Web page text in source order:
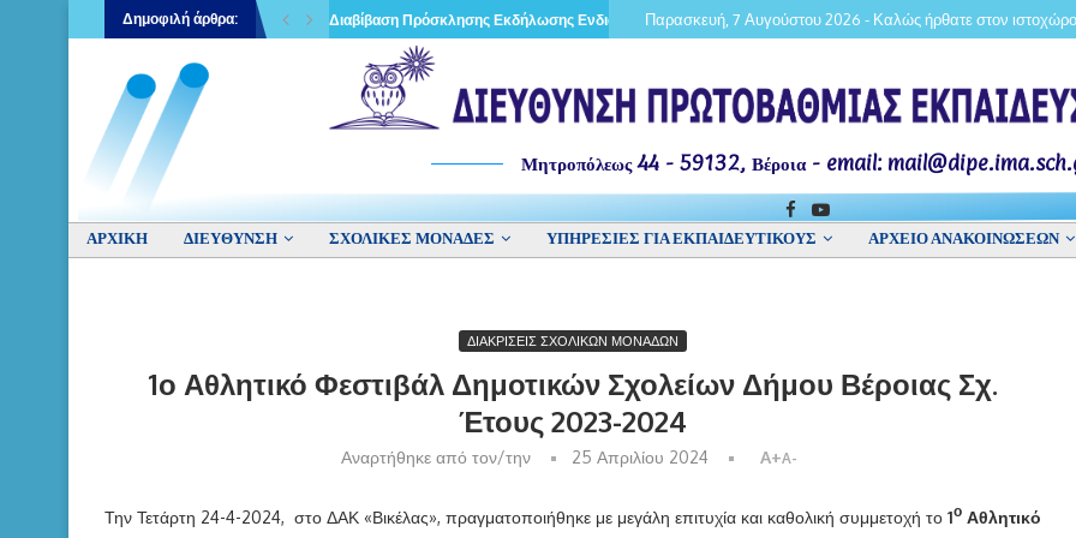
Δημοφιλή άρθρα:
υπεράριθμων εκπαιδευτικών Διαβίβαση Πρόσκλησης Εκδήλωσης Ενδιαφέροντος για πλήρωση με επιλογή των θέσεων Υποδιευθυντών/
Πρόσκληση – Προθεσμία υποβολής
Παρασκευή, 7 Αυγούστου 2026 - Καλώς ήρθατε στον
Μητροπόλεως 44 - 59132, Βέροια - email:
ΑΡΧΙΚΉ ΔΙΕΥΘΥΝΣΗ ΣΧΟΛΙΚΕΣ ΜΟΝΑΔΕΣ ΥΠΗΡΕΣΙΕΣ ΓΙΑ ΕΚΠΑΙΔΕΥΤΙΚΟΥΣ ΑΡΧΕΙΟ ΑΝΑΚΟΙΝΩΣΕΩΝ
ΔΙΑΚΡΙΣΕΙΣ ΣΧΟΛΙΚΩΝ ΜΟΝΑΔΩΝ
1ο Αθλητικό Φεστιβάλ Δημοτικών Σχολείων Δήμου Βέροιας Σχ.
Έτους 2023-2024
Αναρτήθηκε από τον/την 25 Απριλίου 2024 A+A-
Την Τετάρτη 24-4-2024, στο ΔΑΚ «Βικέλας», πραγματοποιήθηκε με μεγάλη επιτυχία και καθολική συμμετοχή το 1ο Αθλητικό